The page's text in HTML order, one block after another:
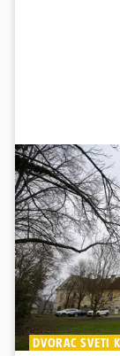
DVORAC SVETI